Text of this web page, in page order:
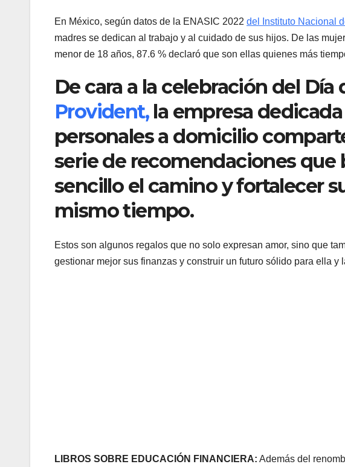
En México, según datos de la ENASIC 2022 del Instituto Nacional
madres se dedican al trabajo y al cuidado de sus hijos. De las
menor de 18 años, 87.6 % declaró que son ellas quienes más
De cara a la celebración del Día
Provident,la empresa
personales a domicilio
serie de recomendaciones que
sencillo el camino y fortalecer
mismo tiempo.
Estos son algunos regalos que no solo expresan amor, sino que
gestionar mejor sus finanzas y construir un futuro sólido para ella y
LIBROS SOBRE EDUCACIÓN FINANCIERA: Además del